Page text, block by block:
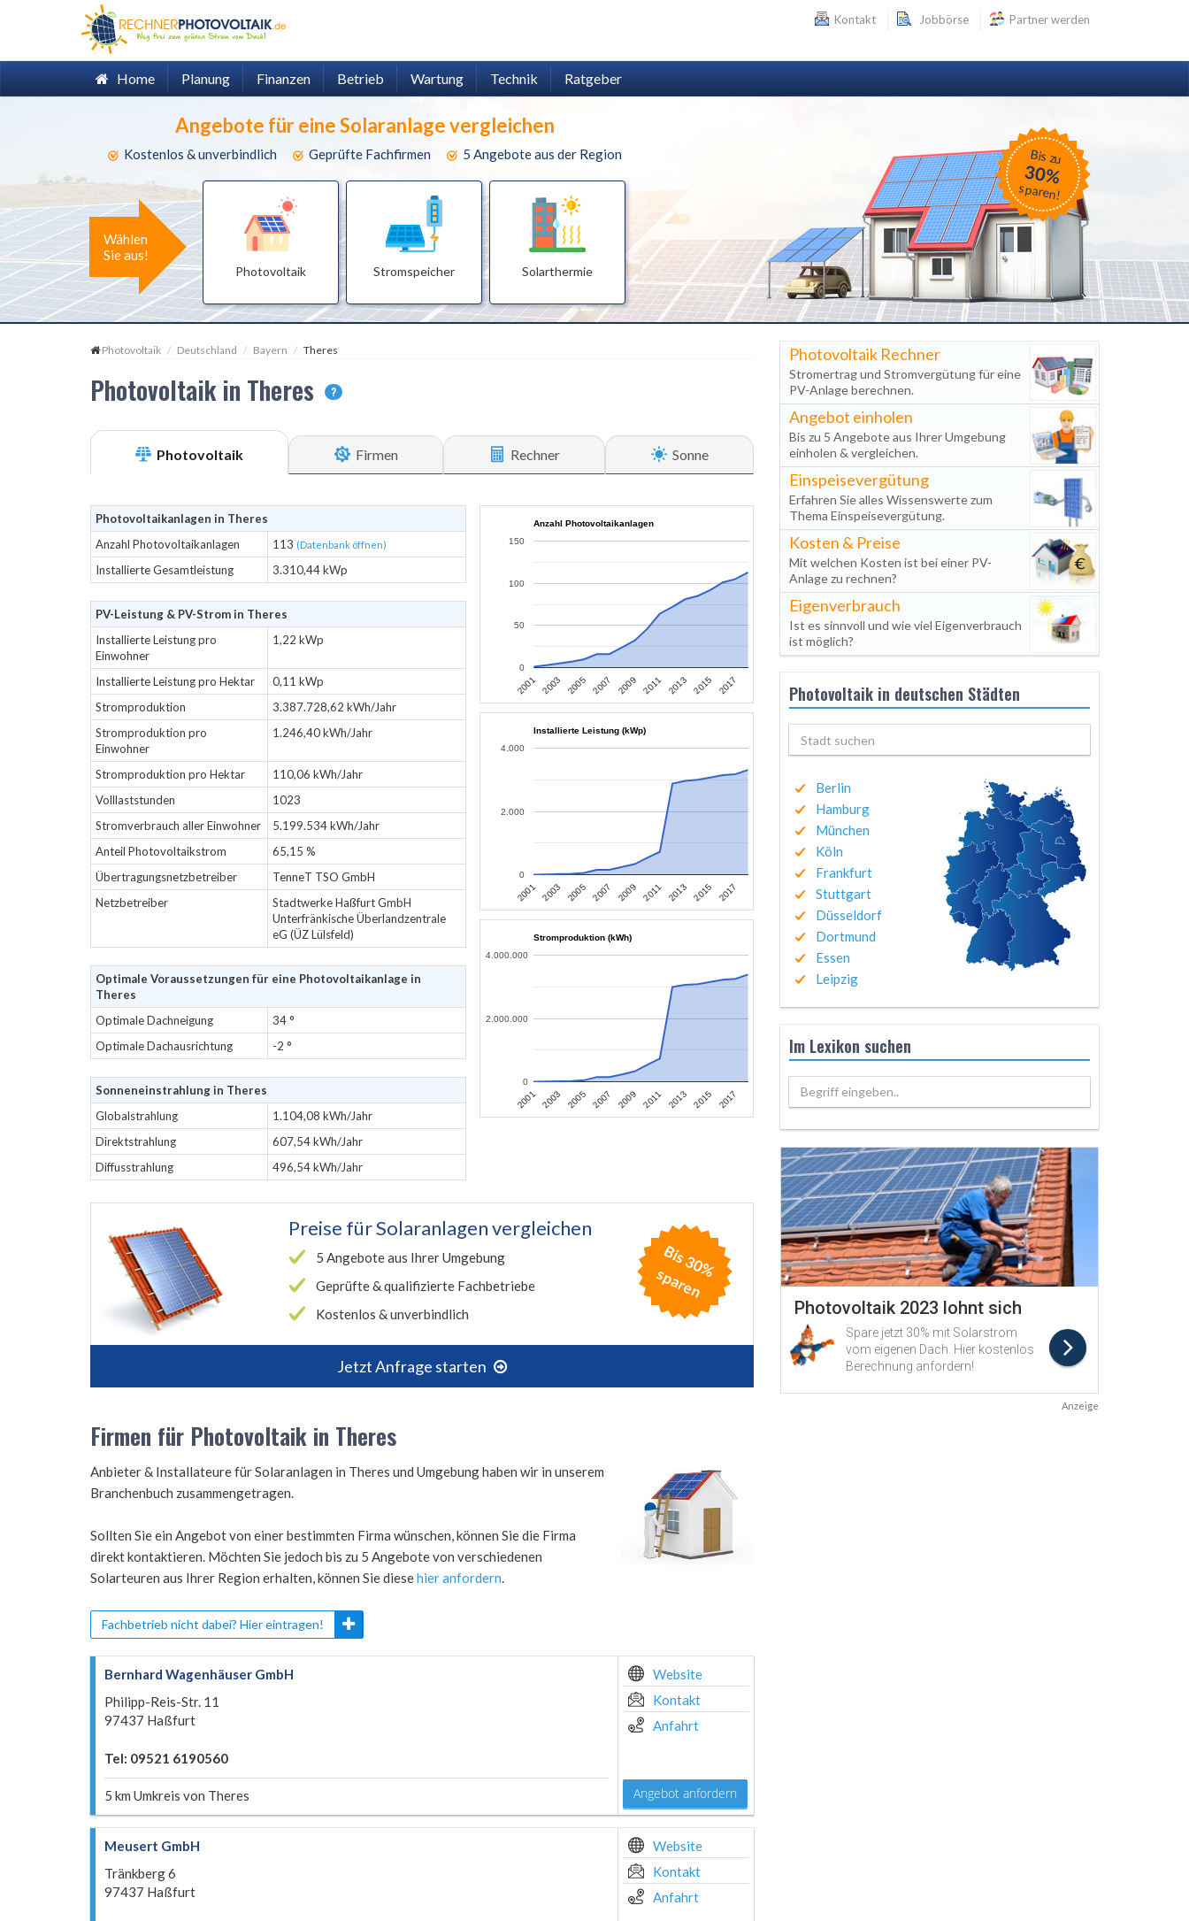
Kontakt Jobbörse Partner werden
Home Planung Finanzen Betrieb Wartung Technik Ratgeber
Angebote für eine Solaranlage vergleichen
Kostenlos & unverbindlich Geprüfte Fachfirmen 5 Angebote aus der Region
Wählen
Sie aus!
Photovoltaik Stromspeicher Solarthermie
Bis zu
30%
sparen!
Photovoltaik Deutschland Bayern Theres
Photovoltaik in Theres ?
Photovoltaik Firmen Rechner Sonne
Photovoltaikanlagen in Theres
Anzahl Photovoltaikanlagen
113 (Datenbank öffnen)
Installierte Gesamtleistung 3.310,44 kWp
PV-Leistung & PV-Strom in Theres
Installierte Leistung pro
Einwohner
1,22 kWp
Installierte Leistung pro Hektar
0,11 kWp
Stromproduktion
3.387.728,62 kWh/Jahr
Stromproduktion pro
Einwohner
1.246,40 kWh/Jahr
Stromproduktion pro Hektar
110,06 kWh/Jahr
Volllaststunden
1023
Stromverbrauch aller Einwohner
5.199.534 kWh/Jahr
Anteil Photovoltaikstrom
65,15 %
Übertragungsnetzbetreiber
TenneT TSO GmbH
Netzbetreiber
Stadtwerke Haßfurt GmbH
Unterfränkische Überlandzentrale
eG (ÜZ Lülsfeld)
Optimale Voraussetzungen für eine Photovoltaikanlage in
Theres
Optimale Dachneigung
34 °
Optimale Dachausrichtung
-2 °
Sonneneinstrahlung in Theres
Globalstrahlung
1.104,08 kWh/Jahr
Direktstrahlung
607,54 kWh/Jahr
Diffusstrahlung
496,54 kWh/Jahr
Anzahl Photovoltaikanlagen
2001 2003 2005 2007 2009 2011 2013 2015 2017
0
50
100
150
Installierte Leistung (kWp)
2001 2003 2005 2007 2009 2011 2013 2015 2017
0
2.000
4.000
Stromproduktion (kWh)
2001 2003 2005 2007 2009 2011 2013 2015 2017
0
2.000.000
4.000.000
Preise fürSolaranlagen vergleichen
5 Angebote aus Ihrer Umgebung
Geprüfte & qualifizierte Fachbetriebe
Kostenlos & unverbindlich
Jetzt Anfrage starten
B
is
3
0
%
s
p
a
r
e
n
Firmen für Photovoltaik in Theres
Anbieter & Installateure für Solaranlagen in Theres und Umgebung haben wir in unserem
Branchenbuch zusammengetragen.
Sollten Sie ein Angebot von einer bestimmten Firma wünschen, können Sie die Firma
direkt kontaktieren. Möchten Sie jedoch bis zu 5 Angebote von verschiedenen
Solarteuren aus Ihrer Region erhalten, können Sie diesehier anfordern.
Fachbetrieb nicht dabei? Hier eintragen!
Bernhard Wagenhäuser GmbH
Philipp-Reis-Str. 11
97437 Haßfurt
Tel: 09521 6190560
5 km Umkreis von Theres
Website
Kontakt
Anfahrt
Angebot anfordern
Meusert GmbH
Tränkberg 6
97437 Haßfurt
Website
Kontakt
Anfahrt
Photovoltaik Rechner
Stromertrag und Stromvergütung für eine
PV-Anlage berechnen.
Angebot einholen
Bis zu 5 Angebote aus Ihrer Umgebung
einholen & vergleichen.
Einspeisevergütung
Erfahren Sie alles Wissenswerte zum
Thema Einspeisevergütung.
Kosten & Preise
Mit welchen Kosten ist bei einer PV-
Anlage zu rechnen?
Eigenverbrauch
Ist es sinnvoll und wie viel Eigenverbrauch
ist möglich?
Photovoltaik in deutschen Städten
Berlin
Hamburg
München
Köln
Frankfurt
Stuttgart
Düsseldorf
Dortmund
Essen
Leipzig
Im Lexikon suchen
Begriff eingeben..
Anzeige